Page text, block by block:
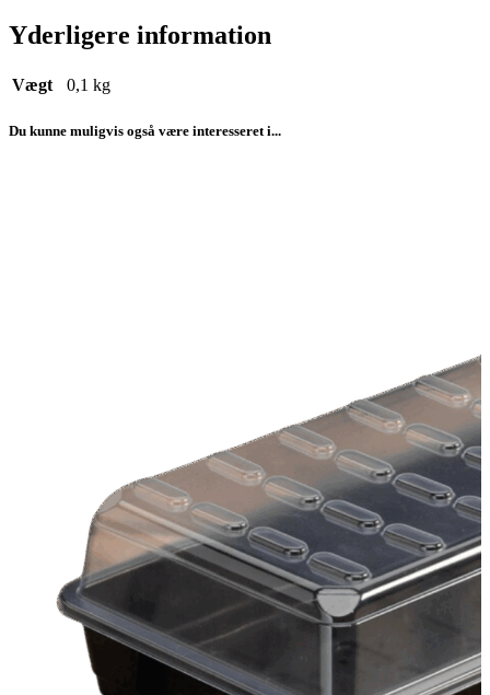
Yderligere information
Vægt 0,1 kg
Du kunne muligvis også være interesseret i...